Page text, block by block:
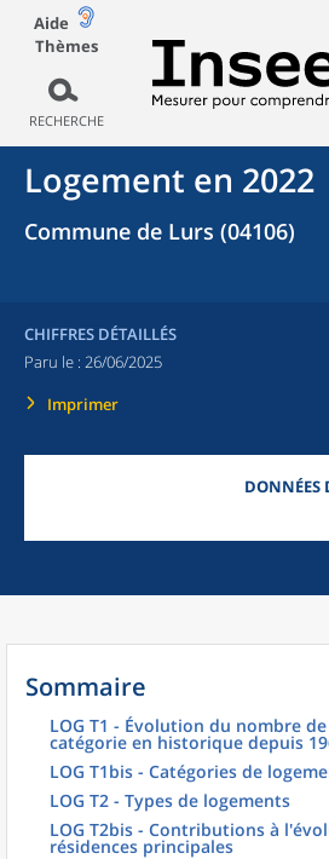
Aide
Thèmes
RECHERCHE
Logement en 2022
Commune de Lurs (04106)
CHIFFRES DÉTAILLÉS
Paru le : 26/06/2025
Imprimer
DONNÉES
Sommaire
LOG T1 - Évolution du nombre
catégorie en historique depuis
LOG T1bis - Catégories de
LOG T2 - Types de logements
LOG T2bis - Contributions à
résidences principales